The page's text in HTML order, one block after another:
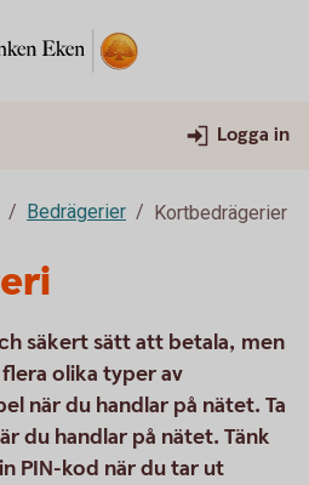
Logga in
Bedrägerier Kortbedrägerier
säkert sätt att betala, men
olika typer av
när du handlar på nätet. Ta
du handlar på nätet. Tänk
PIN-kod när du tar ut